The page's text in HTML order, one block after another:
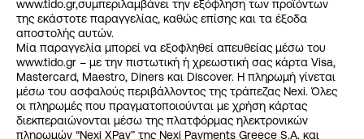
www.tido.gr,συμπεριλαμβάνει την εξόφληση των προϊόντων
της εκάστοτε παραγγελίας, καθώς επίσης και τα έξοδα
αποστολής αυτών.
Μία παραγγελία μπορεί να εξοφληθεί απευθείας μέσω του
www.tido.gr – με την πιστωτική ή χρεωστική σας κάρτα Visa,
Mastercard, Maestro, Diners και Discover. Η πληρωμή γίνεται
μέσω του ασφαλούς περιβάλλοντος της τράπεζας Nexi. Όλες
οι πληρωμές που πραγματοποιούνται με χρήση κάρτας
διεκπεραιώνονται μέσω της πλατφόρμας ηλεκτρονικών
πληρωμών “Nexi XPay” της Nexi Payments Greece S.A. και